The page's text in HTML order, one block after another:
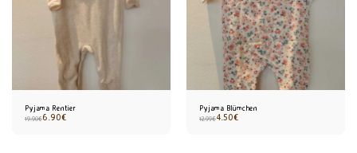
Pyjama Rentier
19.90€6.90€
Pyjama Blümchen
12.99€4.50€